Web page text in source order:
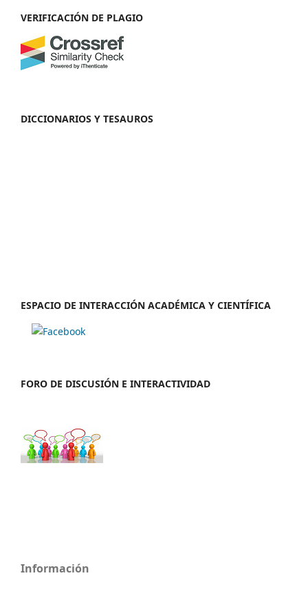
VERIFICACIÓN DE PLAGIO
DICCIONARIOS Y TESAUROS
ESPACIO DE INTERACCIÓN ACADÉMICA Y CIENTÍFICA
FORO DE DISCUSIÓN E INTERACTIVIDAD
Información